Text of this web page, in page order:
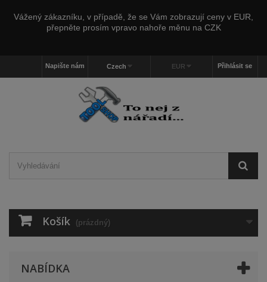
Vážený zákazníku, v případě, že se Vám zobrazují ceny v EUR,
přepněte prosím vpravo nahoře měnu na CZK
Přihlásit se
EUR
Czech
Napište nám
Košík (prázdný)
NABÍDKA